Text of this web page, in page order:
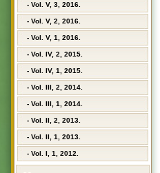
- Vol. V, 3, 2016.
- Vol. V, 2, 2016.
- Vol. V, 1, 2016.
- Vol. IV, 2, 2015.
- Vol. IV, 1, 2015.
- Vol. III, 2, 2014.
- Vol. III, 1, 2014.
- Vol. II, 2, 2013.
- Vol. II, 1, 2013.
- Vol. I, 1, 2012.